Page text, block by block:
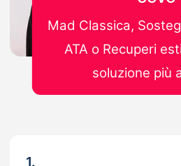
1.
Mad Classica,
ATA o Recuperi
soluzione più